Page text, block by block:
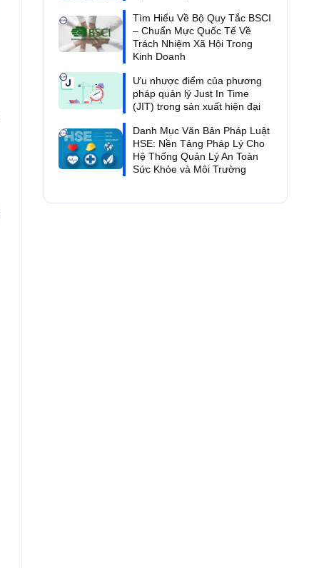
Tìm Hiểu Về Bộ Quy Tắc BSCI
– Chuẩn Mực Quốc Tế Về
Trách Nhiệm Xã Hội Trong
Kinh Doanh
Ưu nhược điểm của phương
pháp quản lý Just In Time
(JIT) trong sản xuất hiện đại
Danh Mục Văn Bản Pháp Luật
HSE: Nền Tảng Pháp Lý Cho
Hệ Thống Quản Lý An Toàn
Sức Khỏe và Môi Trường